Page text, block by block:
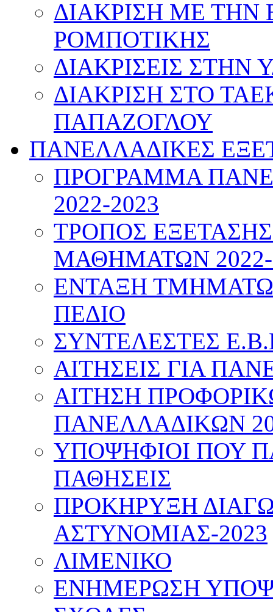
ΔΙΑΚΡΙΣΗ ΜΕ
ΡΟΜΠΟΤΙΚΗΣ
ΔΙΑΚΡΙΣΕΙΣ ΣΤΗΝ
ΔΙΑΚΡΙΣΗ ΣΤΟ
ΠΑΠΑΖΟΓΛΟΥ
ΠΑΝΕΛΛΑΔΙΚΕΣ
ΠΡΟΓΡΑΜΜΑ
2022-2023
ΤΡΟΠΟΣ
ΜΑΘΗΜΑΤΩΝ 2022-
ΕΝΤΑΞΗ
ΠΕΔΙΟ
ΣΥΝΤΕΛΕΣΤΕΣ
ΑΙΤΗΣΕΙΣ ΓΙΑ
ΑΙΤΗΣΗ
ΠΑΝΕΛΛΑΔΙΚΩΝ
ΥΠΟΨΗΦΙΟΙ ΠΟΥ
ΠΑΘΗΣΕΙΣ
ΠΡΟΚΗΡΥΞΗ
ΑΣΤΥΝΟΜΙΑΣ-2023
ΛΙΜΕΝΙΚΟ
ΕΝΗΜΕΡΩΣΗ